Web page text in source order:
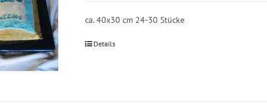
ca. 40x30 cm 24-30 Stücke
Details